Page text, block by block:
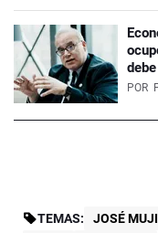
POR
TEMAS: JOSÉ